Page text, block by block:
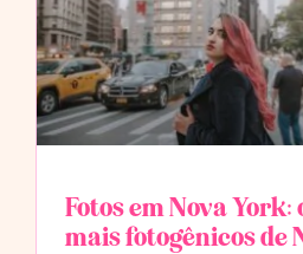
Fotos em Nova York:
mais fotogênicos de